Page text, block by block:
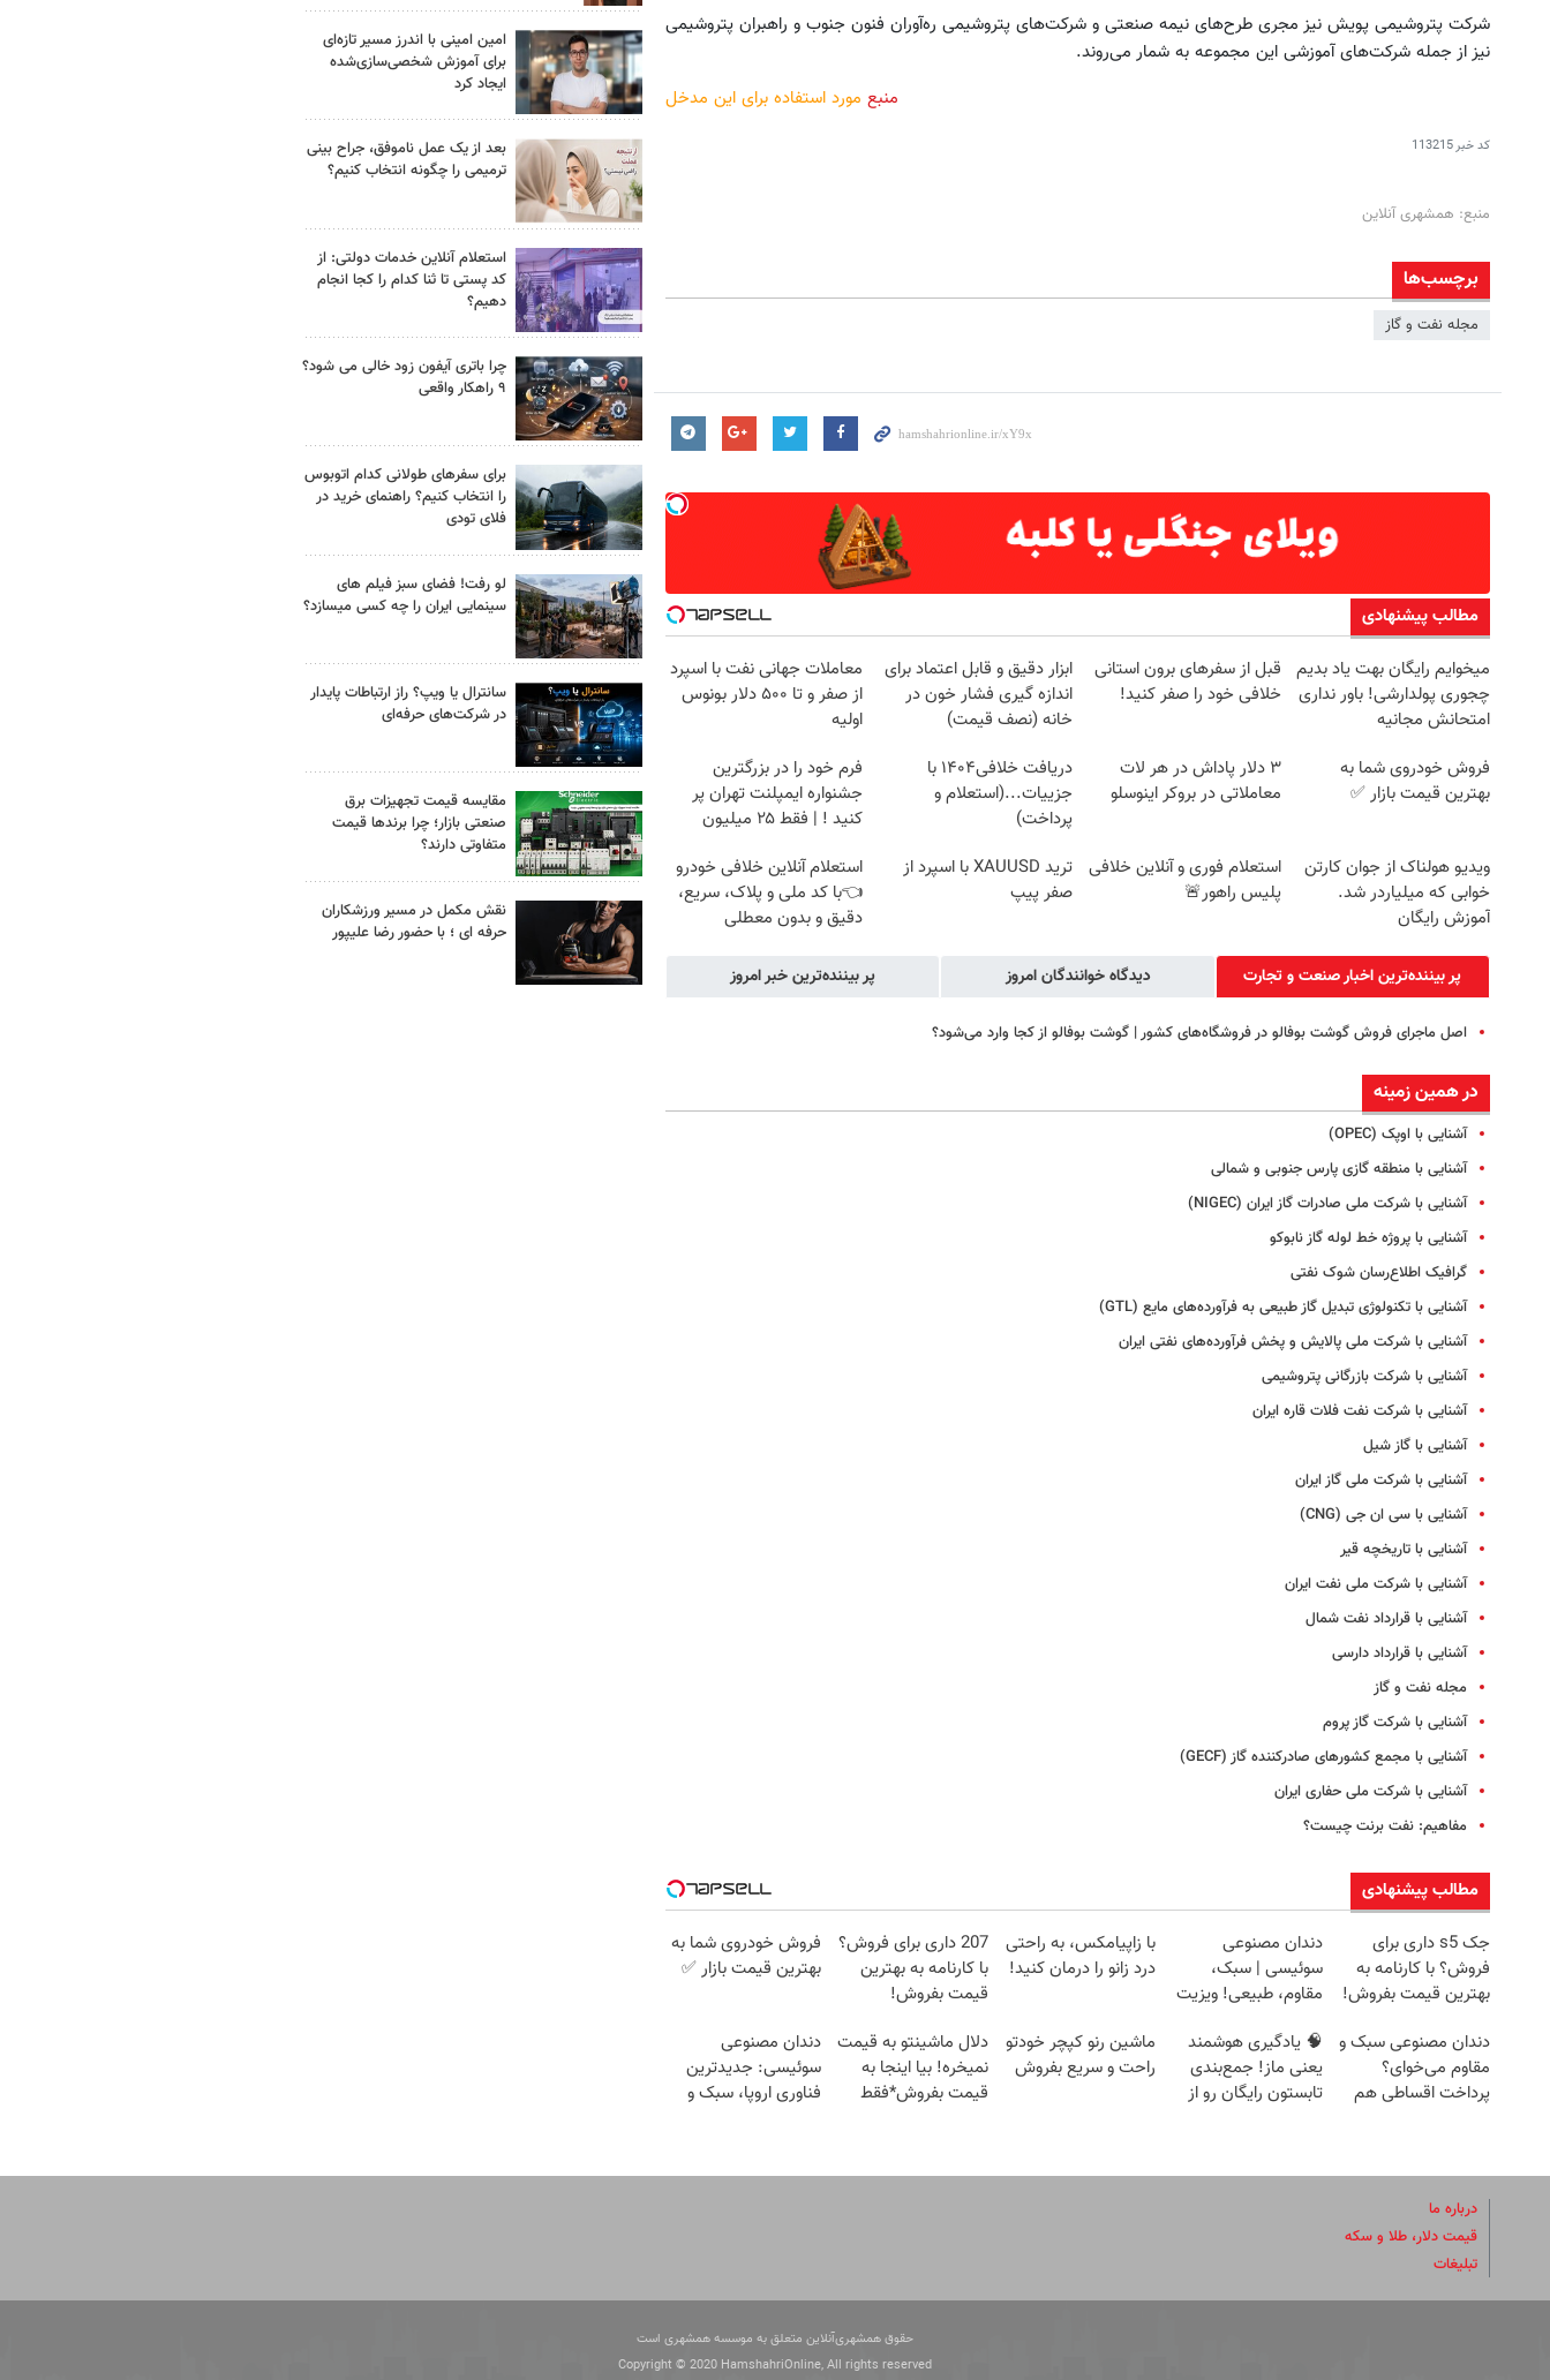
شرکت پتروشیمی پویش نیز مجری طرح‌های نیمه صنعتی و شرکت‌های پتروشیمی ره‌آوران فنون جنوب و راهبران پتروشیمی
نیز از جمله شرکت‌های آموزشی این مجموعه به شمار می‌روند.
منبع مورد استفاده برای این مدخل
کد خبر113215
منبع: همشهری آنلاین
برچسب‌ها
مجله نفت و گاز
مطالب پیشنهادی
میخوایم رایگان بهت یاد بدیم
چجوری پولدارشی! باور نداری
امتحانش مجانیه
قبل از سفرهای برون استانی
خلافی خود را صفر کنید!
ابزار دقیق و قابل اعتماد برای
اندازه گیری فشار خون در
خانه (نصف قیمت)
معاملات جهانی نفت با اسپرد
از صفر و تا ۵۰۰ دلار بونوس
اولیه
فروش خودروی شما به
بهترین قیمت بازار ✅
۳ دلار پاداش در هر لات
معاملاتی در بروکر اینوسلو
دریافت خلافی۱۴۰۴ با
جزییات...(استعلام و
پرداخت)
فرم خود را در بزرگترین
جشنواره ایمپلنت تهران پر
کنید ! | فقط ۲۵ میلیون
ویدیو هولناک از جوان کارتن
خوابی که میلیاردر شد.
آموزش رایگان
استعلام فوری و آنلاین خلافی
پلیس راهور🚨
ترید XAUUSD با اسپرد از
صفر پیپ
استعلام آنلاین خلافی خودرو
👈با کد ملی و پلاک، سریع،
دقیق و بدون معطلی
پر بیننده‌ترین اخبار صنعت و تجارت دیدگاه خوانندگان امروز پر بیننده‌ترین خبر امروز
اصل ماجرای فروش گوشت بوفالو در فروشگاه‌های کشور | گوشت بوفالو از کجا وارد می‌شود؟
در همین زمینه
آشنایی با اوپک (OPEC)
آشنایی با منطقه گازی پارس جنوبی و شمالی
آشنایی با شرکت ملی صادرات گاز ایران (NIGEC)
آشنایی با پروژه خط لوله گاز نابوکو
گرافیک اطلاع‌رسان شوک نفتی
آشنایی با تکنولوژی تبدیل گاز طبیعی به فرآورده‌های مایع (GTL)
آشنایی با شرکت ملی پالایش و پخش فرآورده‌های نفتی ایران
آشنایی با شرکت بازرگانی پتروشیمی
آشنایی با شرکت نفت فلات قاره ایران
آشنایی با گاز شیل
آشنایی با شرکت ملی گاز ایران
آشنایی با سی ان جی (CNG)
آشنایی با تاریخچه قیر
آشنایی با شرکت ملی نفت ایران
آشنایی با قرارداد نفت شمال
آشنایی با قرارداد دارسی
مجله نفت و گاز
آشنایی با شرکت گاز پروم
آشنایی با مجمع کشورهای صادرکننده گاز (GECF)
آشنایی با شرکت ملی حفاری ایران
مفاهیم: نفت برنت چیست؟
مطالب پیشنهادی
جک s5 داری برای
فروش؟ با کارنامه به
بهترین قیمت بفروش!
دندان مصنوعی
سوئیسی | سبک،
مقاوم، طبیعی! ویزیت
اقساطی😍
با زاپیامکس، به راحتی
درد زانو را درمان کنید!
207 داری برای فروش؟
با کارنامه به بهترین
قیمت بفروش!
فروش خودروی شما به
بهترین قیمت بازار ✅
دندان مصنوعی سبک و
مقاوم می‌خوای؟
پرداخت اقساطی هم
🧠 یادگیری هوشمند
یعنی ماز! جمع‌بندی
تابستون رایگان رو از
ماشین رنو کپچر خودتو
راحت و سریع بفروش
دلال ماشینتو به قیمت
نمیخره! بیا اینجا به
قیمت بفروش*فقط
دندان مصنوعی
سوئیسی: جدیدترین
فناوری اروپا، سبک و
امین امینی با اندرز مسیر تازه‌ای
برای آموزش شخصی‌سازی‌شده
ایجاد کرد
بعد از یک عمل ناموفق، جراح بینی
ترمیمی را چگونه انتخاب کنیم؟
استعلام آنلاین خدمات دولتی: از
کد پستی تا ثنا کدام را کجا انجام
دهیم؟
چرا باتری آیفون زود خالی می شود؟
۹ راهکار واقعی
برای سفرهای طولانی کدام اتوبوس
را انتخاب کنیم؟ راهنمای خرید در
فلای تودی
لو رفت! فضای سبز فیلم های
سینمایی ایران را چه کسی میسازد؟
سانترال یا ویپ؟ راز ارتباطات پایدار
در شرکت‌های حرفه‌ای
مقایسه قیمت تجهیزات برق
صنعتی بازار؛ چرا برندها قیمت
متفاوتی دارند؟
نقش مکمل در مسیر ورزشکاران
حرفه ای ؛ با حضور رضا علیپور
درباره ما
قیمت دلار، طلا و سکه
تبلیغات
حقوق همشهری‌آنلاین متعلق به موسسه همشهری است
Copyright © 2020 HamshahriOnline, All rights reserved